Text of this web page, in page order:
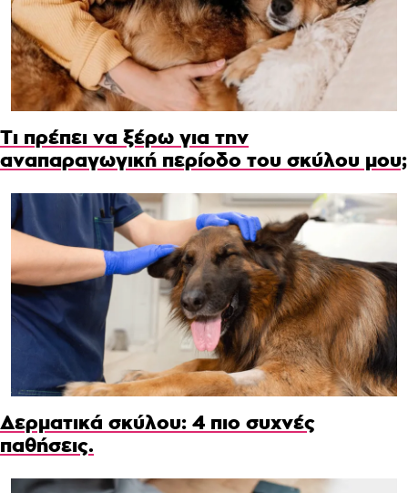
Τι πρέπει να ξέρω για την
αναπαραγωγική περίοδο του σκύλου μου;
Δερματικά σκύλου: 4 πιο συχνές
παθήσεις.